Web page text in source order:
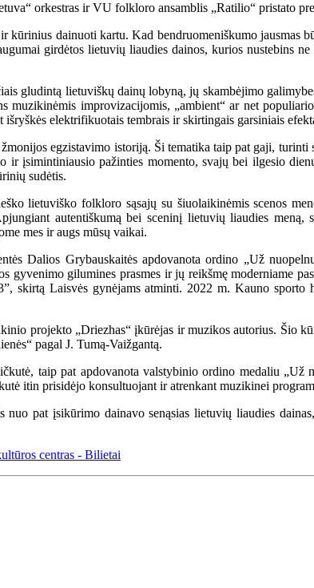
orkestras ir VU folkloro ansamblis „Ratilio“ pristato
dainuoti kartu. Kad bendruomeniškumo jausmas
girdėtos lietuvių liaudies dainos, kurios nustebins
gludintą lietuviškų dainų lobyną, jų skambėjimo
muzikinėmis improvizacijomis, „ambient“ ar net
elektrifikuotais tembrais ir skirtingais garsiniais
egzistavimo istoriją. Ši tematika taip pat gaji,
įsimintiniausio pažinties momento, svajų bei ilgesio
sudėtis.
lietuviško folkloro sąsajų su šiuolaikinėmis scenos
autentiškumą bei sceninį lietuvių liaudies
mes ir augs mūsų vaikai.
Dalios Grybauskaitės apdovanota ordino „Už
gilumines prasmes ir jų reikšmę moderniame
skirtą Laisvės gynėjams atminti. 2022 m. Kauno
projekto „Driezhas“ įkūrėjas ir muzikos autorius. Šio
pagal J. Tumą-Vaižgantą.
taip pat apdovanota valstybinio ordino medaliu „Už
itin prisidėjo konsultuojant ir atrenkant muzikinei
nuo pat įsikūrimo dainavo senąsias lietuvių liaudies
centras - Bilietai